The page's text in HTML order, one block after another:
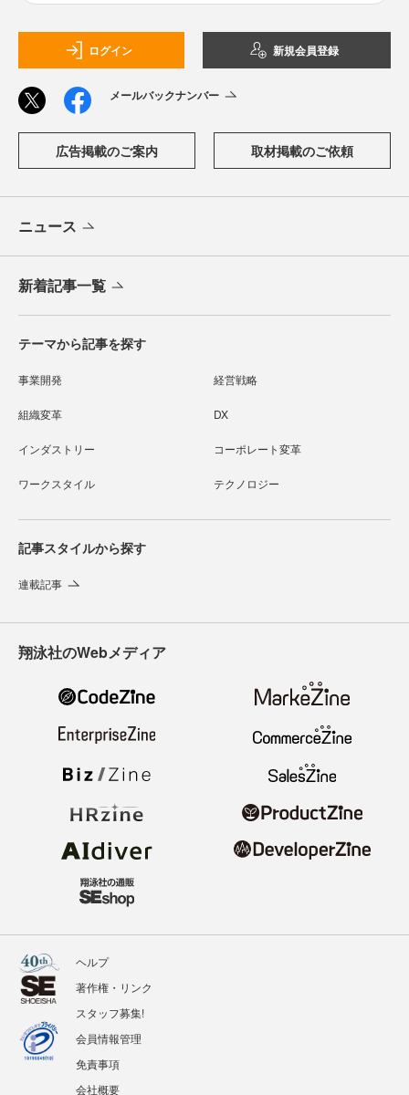
ログイン 新規会員登録
メールバックナンバー
広告掲載のご案内 取材掲載のご依頼
ニュース
新着記事一覧
テーマから記事を探す
事業開発 経営戦略
組織変革 DX
インダストリー コーポレート変革
ワークスタイル テクノロジー
記事スタイルから探す
連載記事
翔泳社のWebメディア
ヘルプ
著作権・リンク
スタッフ募集!
会員情報管理
免責事項
会社概要